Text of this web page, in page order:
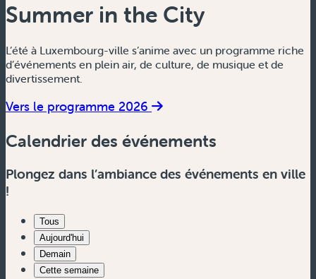
Summer in the City
L’été à Luxembourg-ville s’anime avec un programme riche
d’événements en plein air, de culture, de musique et de
divertissement.
Vers le programme 2026
Calendrier des événements
Plongez dans l’ambiance des événements en ville
!
Tous
Aujourd'hui
Demain
Cette semaine